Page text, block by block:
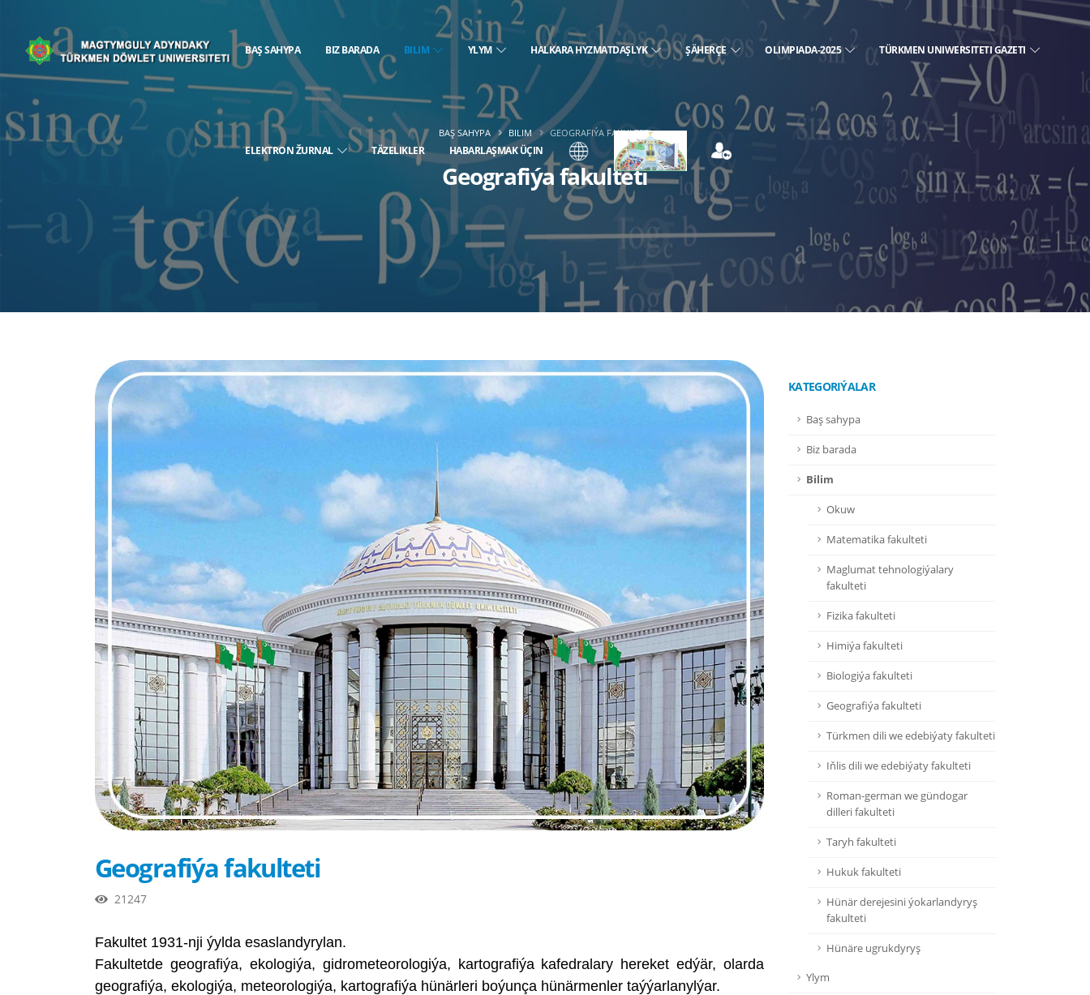
BAŞ SAHYPA BIZ BARADA BILIM YLYM HALKARA HYZMATDAŞLYK ŞÄHERÇE OLIMPIADA-2025 TÜRKMEN UNIWERSITETI GAZETI
ELEKTRON ŽURNAL TÄZELIKLER HABARLAŞMAK ÜÇIN
Geografiýa fakulteti
BAŞ SAHYPA BILIM GEOGRAFIÝA FAKULTETI
Geografiýa fakulteti
21247
Fakultet 1931-nji ýylda esaslandyrylan.
Fakultetde geografiýa, ekologiýa, gidrometeorologiýa, kartografiýa kafedralary hereket edýär, olarda
geografiýa, ekologiýa, meteorologiýa, kartografiýa hünärleri boýunça hünärmenler taýýarlanylýar.
KATEGORIÝALAR
Baş sahypa
Biz barada
Bilim
Okuw
Matematika fakulteti
Maglumat tehnologiýalary
fakulteti
Fizika fakulteti
Himiýa fakulteti
Biologiýa fakulteti
Geografiýa fakulteti
Türkmen dili we edebiýaty fakulteti
Iňlis dili we edebiýaty fakulteti
Roman-german we gündogar
dilleri fakulteti
Taryh fakulteti
Hukuk fakulteti
Hünär derejesini ýokarlandyryş
fakulteti
Hünäre ugrukdyryş
Ylym